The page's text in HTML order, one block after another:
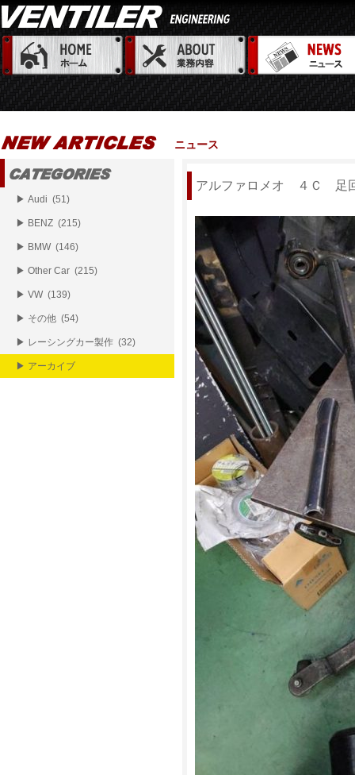
ニュース
アルファロメオ ４Ｃ 足
▶ Audi (51)
▶ BENZ (215)
▶ BMW (146)
▶ Other Car (215)
▶ VW (139)
▶ その他 (54)
▶ レーシングカー製作 (32)
▶ アーカイブ